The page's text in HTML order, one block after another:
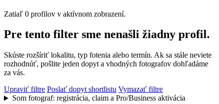
Zatiaľ 0 profilov v aktívnom zobrazení.
Pre tento filter sme nenašli žiadny profil.
Skúste rozšíriť lokalitu, typ fotenia alebo termín. Ak sa stále neviete
rozhodnúť, pošlite jeden dopyt a vhodných fotografov dohľadáme
za vás.
Upraviť filtre Poslať dopyt shortlistu Vymazať filtre
Som fotograf: registrácia, claim a Pro/Business aktivácia